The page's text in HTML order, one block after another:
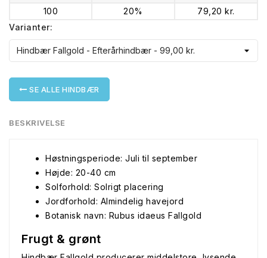
100
20%
79,20 kr.
Varianter:
SE ALLE HINDBÆR
BESKRIVELSE
Høstningsperiode: Juli til september
Højde: 20-40 cm
Solforhold: Solrigt placering
Jordforhold: Almindelig havejord
Botanisk navn: Rubus idaeus Fallgold
Frugt & grønt